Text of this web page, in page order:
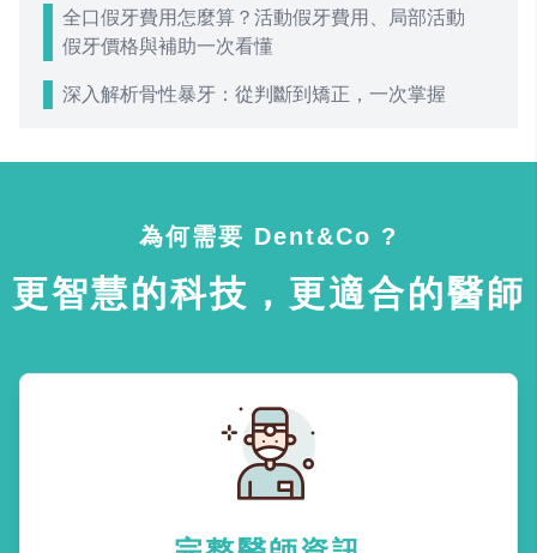
全口假牙費用怎麼算？活動假牙費用、局部活動
假牙價格與補助一次看懂
深入解析骨性暴牙：從判斷到矯正，一次掌握
為何需要 Dent&Co ?
更智慧的科技，更適合的醫師